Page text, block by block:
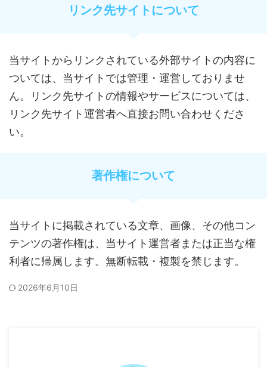
リンク先サイトについて
当サイトからリンクされている外部サイトの内容に
ついては、当サイトでは管理・運営しておりませ
ん。リンク先サイトの情報やサービスについては、
リンク先サイト運営者へ直接お問い合わせくださ
い。
著作権について
当サイトに掲載されている文章、画像、その他コン
テンツの著作権は、当サイト運営者または正当な権
利者に帰属します。無断転載・複製を禁じます。
2026年6月10日